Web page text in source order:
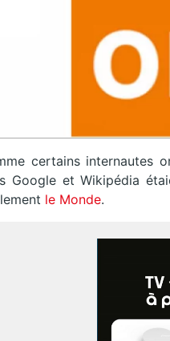
certains internautes
Google et Wikipédia
le Monde.